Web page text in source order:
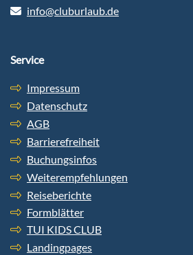
info@cluburlaub.de
Service
Impressum
Datenschutz
AGB
Barrierefreiheit
Buchungsinfos
Weiterempfehlungen
Reiseberichte
Formblätter
TUI KIDS CLUB
Landingpages